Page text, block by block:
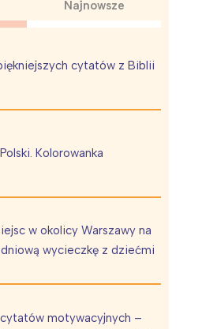
Najnowsze
cytatów z Biblii
Kolorowanka
w okolicy Warszawy na
wycieczkę z dziećmi
motywacyjnych –